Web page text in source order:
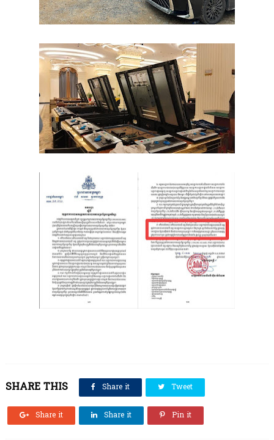
SHARE THIS Share it Tweet
Share it Share it Pin it